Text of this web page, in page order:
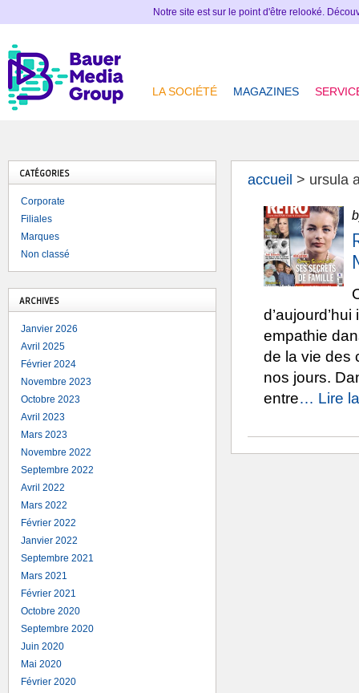
Notre site est sur le point d'être relooké.
LA SOCIÉTÉ MAGAZINES
accueil > ursula
empathie
de la vie des
nos jours.
entre… Lire
CATÉGORIES
Corporate
Filiales
Marques
Non classé
ARCHIVES
Janvier 2026
Avril 2025
Février 2024
Novembre 2023
Octobre 2023
Avril 2023
Mars 2023
Novembre 2022
Septembre 2022
Avril 2022
Mars 2022
Février 2022
Janvier 2022
Septembre 2021
Mars 2021
Février 2021
Octobre 2020
Septembre 2020
Juin 2020
Mai 2020
Février 2020